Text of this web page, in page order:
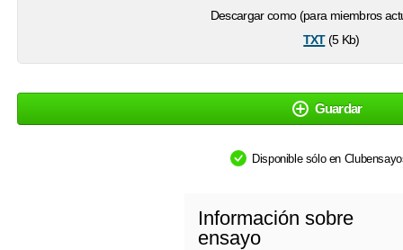
Descargar como (para miembros
txt(5 Kb)
Guardar
Disponible sólo en
Información sobre
ensayo